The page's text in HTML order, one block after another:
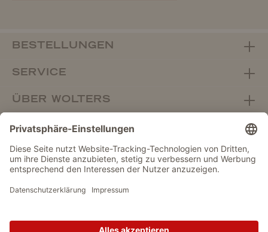
BESTELLUNGEN
SERVICE
ÜBER WOLTERS
FACHHANDEL
Vertrag widerrufen